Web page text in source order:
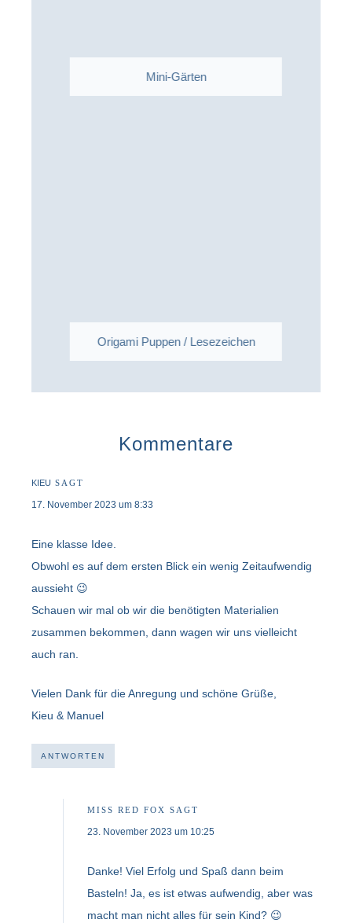
Mini-Gärten
Origami Puppen / Lesezeichen
Kommentare
KIEU SAGT
17. November 2023 um 8:33
Eine klasse Idee.
Obwohl es auf dem ersten Blick ein wenig Zeitaufwendig
aussieht 😉
Schauen wir mal ob wir die benötigten Materialien
zusammen bekommen, dann wagen wir uns vielleicht
auch ran.
Vielen Dank für die Anregung und schöne Grüße,
Kieu & Manuel
ANTWORTEN
MISS RED FOX SAGT
23. November 2023 um 10:25
Danke! Viel Erfolg und Spaß dann beim
Basteln! Ja, es ist etwas aufwendig, aber was
macht man nicht alles für sein Kind? 😉